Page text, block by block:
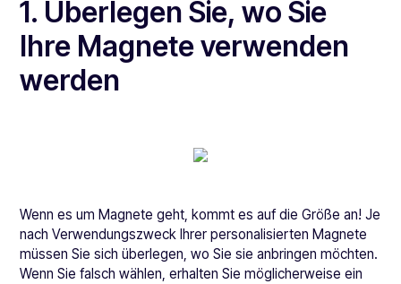
1. Überlegen Sie, wo Sie
Ihre Magnete verwenden
werden
Wenn es um Magnete geht, kommt es auf die Größe an! Je
nach Verwendungszweck Ihrer personalisierten Magnete
müssen Sie sich überlegen, wo Sie sie anbringen möchten.
Wenn Sie falsch wählen, erhalten Sie möglicherweise ein